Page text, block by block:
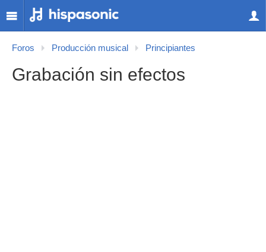
Foros Producción musical Principiantes
Grabación sin efectos